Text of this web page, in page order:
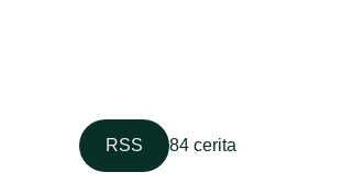
RSS 84 cerita